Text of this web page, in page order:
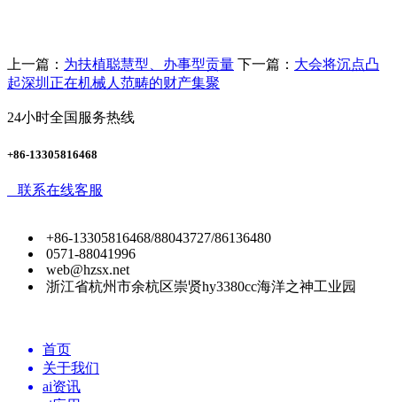
上一篇： 为扶植聪慧型、办事型贡量 下一篇： 大会将沉点凸
起深圳正在机械人范畴的财产集聚
24小时全国服务热线
+86-13305816468
联系在线客服
+86-13305816468/88043727/86136480
0571-88041996
web@hzsx.net
浙江省杭州市余杭区崇贤hy3380cc海洋之神工业园
首页
关于我们
ai资讯